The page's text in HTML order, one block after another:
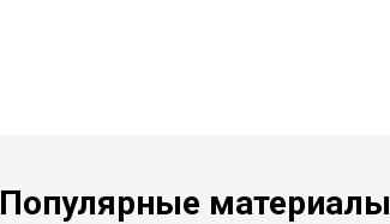
Популярные материалы